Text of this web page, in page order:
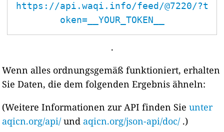
https://api.waqi.info/feed/@7220/?t
oken=__YOUR_TOKEN__
.
Wenn alles ordnungsgemäß funktioniert, erhalten
Sie Daten, die dem folgenden Ergebnis ähneln:
(Weitere Informationen zur API finden Sieunter
aqicn.org/api/ und aqicn.org/json-api/doc/ .)